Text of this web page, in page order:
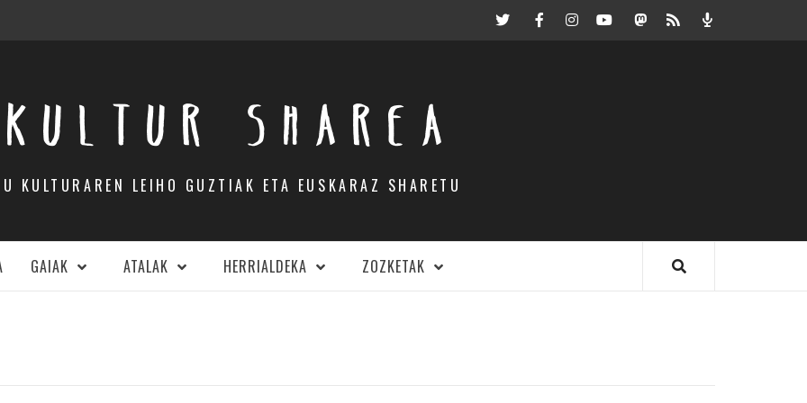
TwitterFacebookInstagramYoutubeMastodon.eus
RSS Podcast
KULTUR SHAREA
KULTURAREN LEIHO GUZTIAK ETA EUSKARAZ SHARETU
GAIAK ATALAK HERRIALDEKA ZOZKETAK